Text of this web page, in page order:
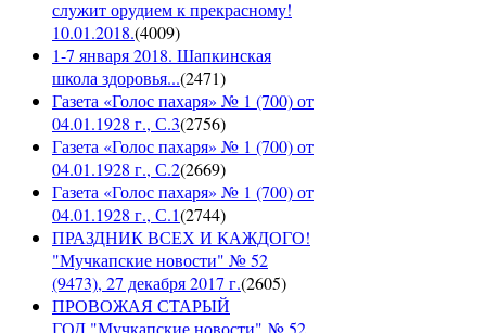
служит орудием к прекрасному!
10.01.2018.(4009)
1-7 января 2018. Шапкинская
школа здоровья...(2471)
Газета «Голос пахаря» № 1 (700) от
04.01.1928 г., С.3(2756)
Газета «Голос пахаря» № 1 (700) от
04.01.1928 г., С.2(2669)
Газета «Голос пахаря» № 1 (700) от
04.01.1928 г., С.1(2744)
ПРАЗДНИК ВСЕХ И КАЖДОГО!
"Мучкапские новости" № 52
(9473), 27 декабря 2017 г.(2605)
ПРОВОЖАЯ СТАРЫЙ